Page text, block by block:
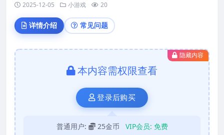
2025-12-05 小游戏 20
详情介绍 常见问题
隐藏内容
本内容需权限查看
登录后购买
普通用户: 25金币 VIP会员: 免费